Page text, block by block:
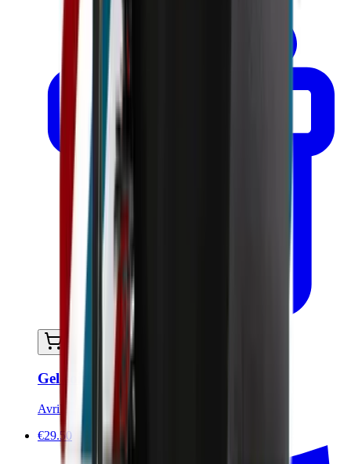
Ajouter au panier
Gel coiffant et fixant cheveux et sourcils
Avril
€29.50